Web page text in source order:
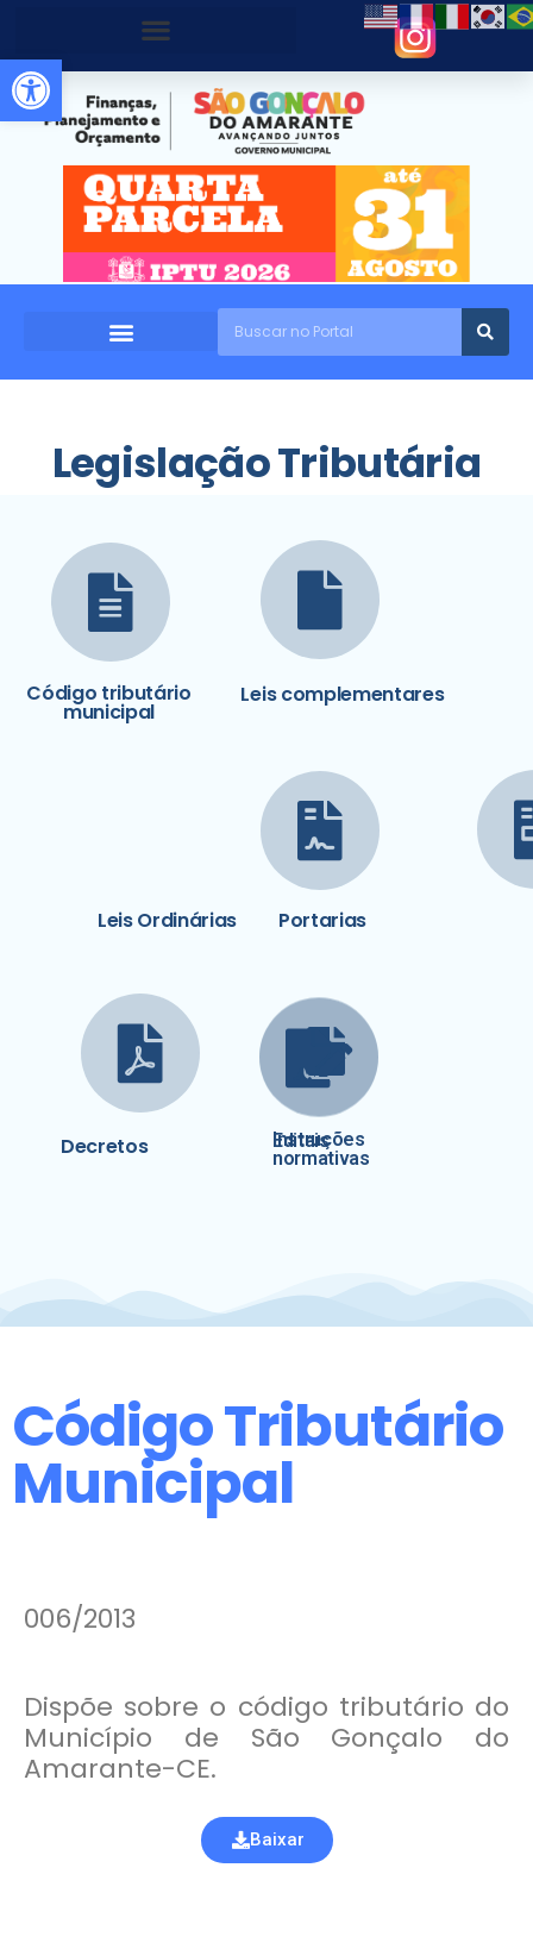
Abrir a barra de ferramentas
Legislação Tributária
Código tributário
municipal
Leis complementares
Leis Ordinárias Portarias
Decretos
Instruções
normativas
Editais
Código Tributário
Municipal
006/2013
Dispõe sobre o código tributário do
Município de São Gonçalo do
Amarante-CE.
Baixar